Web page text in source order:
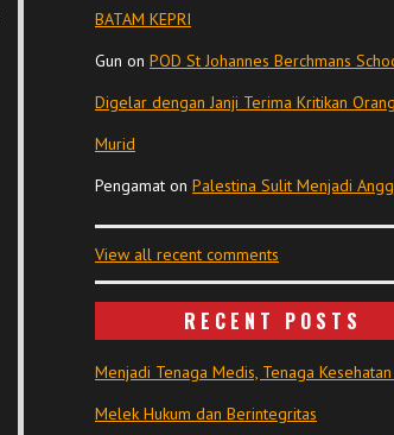
BATAM KEPRI
Gun on POD St Johannes Berchmans
Digelar dengan Janji Terima Kritikan
Murid
Pengamat on Palestina Sulit Menjadi
View all recent comments
RECENT POSTS
Menjadi Tenaga Medis, Tenaga
Melek Hukum dan Berintegritas